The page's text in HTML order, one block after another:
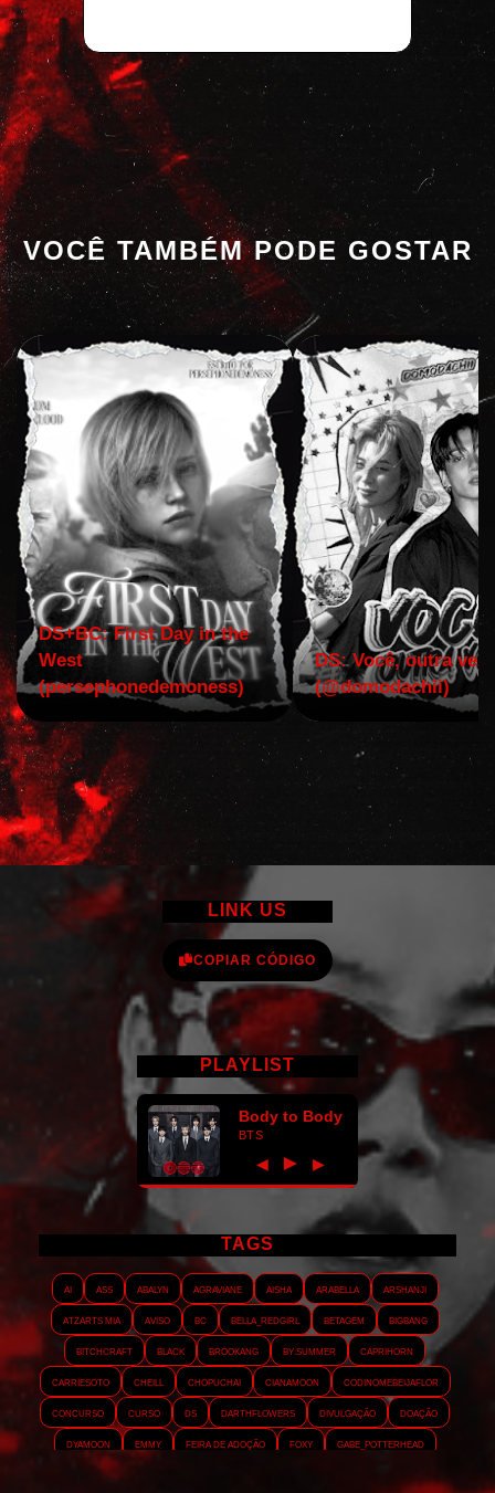
VOCÊ TAMBÉM PODE GOSTAR
DS+BC: First Day in the
West
(persephonedemoness)
DS: Você, outra vez!
(@domodachii)
LINK US
COPIAR CÓDIGO
PLAYLIST
Body to Body
BTS
◀ ► ▶
TAGS
AI ASS Abalyn Agraviane Aisha Arabella
Arshanji
Atzarts Mia
Aviso BC Bella_RedGirl Betagem
Bigbang
Bitchcraft
Black Brookang By.summer
Caprihorn
Carriesoto
Cheill Chopuchai Cianamoon
Codinomebeijaflor
Concurso
Curso DS Darthflowers Divulgação
Doação
Dyamoon
Emmy Feira de adoção Foxy
Gabe_Potterhead
GeminnieKook